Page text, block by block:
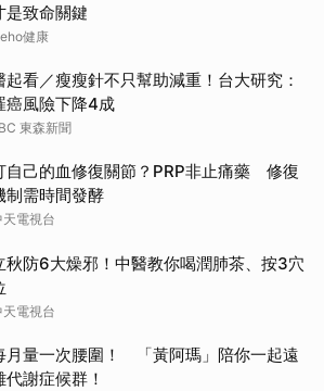
是致命關鍵
健康
起看／瘦瘦針不只幫助減重！台大研究：
癌風險下降4成
東森新聞
自己的血修復關節？PRP非止痛藥 修復
制需時間發酵
天電視台
秋防6大燥邪！中醫教你喝潤肺茶、按3穴
天電視台
月量一次腰圍！ 「黃阿瑪」陪你一起遠
代謝症候群！